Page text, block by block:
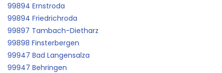
99894 Ernstroda
99894 Friedrichroda
99897 Tambach-Dietharz
99898 Finsterbergen
99947 Bad Langensalza
99947 Behringen